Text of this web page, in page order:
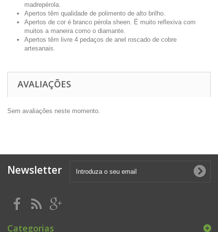
madrepérola.
Apertos têm qualidade de polimento de alto brilho.
Apertos de cor é branco pérola sheen. É muito reflexiva com
muitos a maneira como o diamante.
Apertos têm livre 4 pedaços de anel roscado de cobre
artesanais.
AVALIAÇÕES
Sem avaliações neste momento.
Newsletter
Categorias